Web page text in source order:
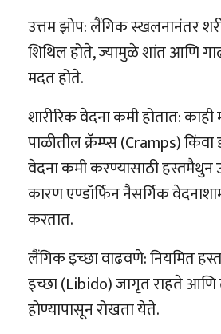
उत्तम झोप: लैंगिक स्खलनानंतर
शिथिल होते, ज्यामुळे शांत आणि
मदत होते.
शारीरिक वेदना कमी होतात:
पाळीतील क्रॅम्प्स (Cramps)
वेदना कमी करण्यासाठी
कारण एण्डॉर्फिन नैसर्गिक
करतात.
लैंगिक इच्छा वाढवणे: नियमित
इच्छा (Libido) जागृत राहते आणि
होण्यापासून रोखता येते.